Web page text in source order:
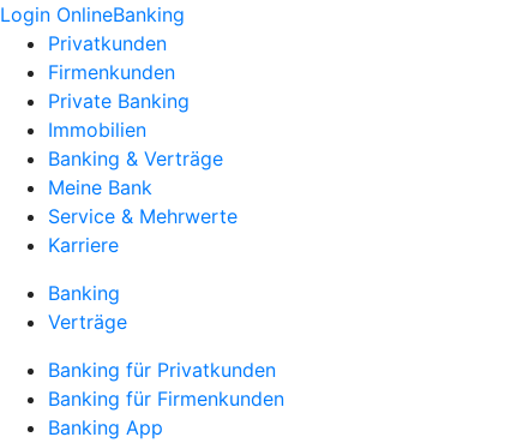
Login OnlineBanking
Privatkunden
Firmenkunden
Private Banking
Immobilien
Banking & Verträge
Meine Bank
Service & Mehrwerte
Karriere
Banking
Verträge
Banking für Privatkunden
Banking für Firmenkunden
Banking App